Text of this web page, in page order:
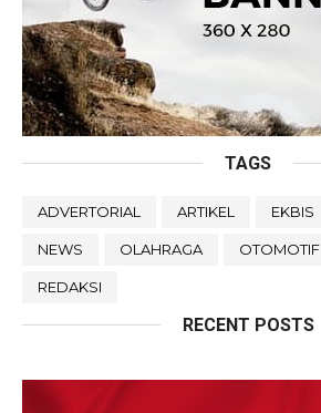
TAGS
ADVERTORIAL ARTIKEL EKBIS
NEWS OLAHRAGA OTOMOTIF
REDAKSI
RECENT POSTS